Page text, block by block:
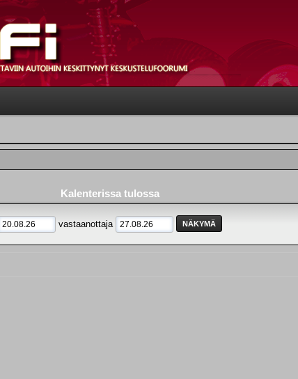
Kalenterissa tulossa
vastaanottaja